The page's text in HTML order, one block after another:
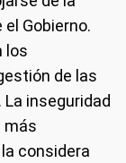
Gobierno.
los
de las
inseguridad
más
considera